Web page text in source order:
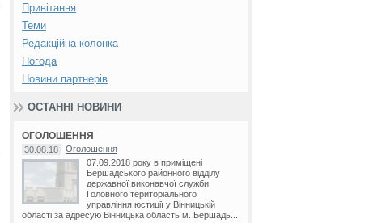
Привітання
Теми
Редакційна колонка
Погода
Новини партнерів
ОСТАННІ НОВИНИ
ОГОЛОШЕННЯ
30.08.18
Оголошення
07.09.2018 року в приміщені
Бершадського районного відділу
державної виконавчої служби
Головного територіального
управління юстиції у Вінницькій
області за адресую Вінницька область м. Бершадь...